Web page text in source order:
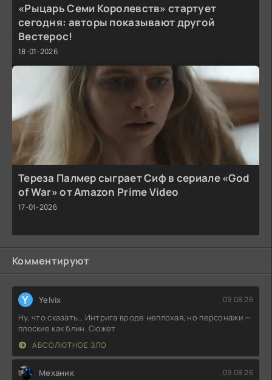
«Рыцарь Семи Королевств» стартует
сегодня: авторы показывают другой
Вестерос!
18-01-2026
Тереза Палмер сыграет Сиф в сериале «God
of War» от Amazon Prime Video
17-01-2026
Комментируют
Y Yelvix 09.08.26
Ну, что сказать… Интрига вроде неплохая, но персонажи —
плоские как блин. Сюжет
АБСОЛЮТНОЕ ЗЛО
Механик 09.08.26